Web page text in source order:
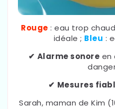
Rouge : eau trop
idéale ; Bleu :
✔ Alarme sonore en
✔ Mesures
Sarah, maman de Kim